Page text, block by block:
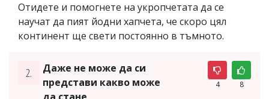
Отидете и помогнете на укропчетата да се
научат да пият йодни хапчета, че скоро цял
континент ще свети постоянно в тъмното.
2.
Даже не може да си
представи какво може
4 8